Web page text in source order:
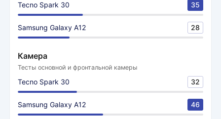
Tecno Spark 30 35
Samsung Galaxy A12 28
Камера
Тесты основной и фронтальной камеры
Tecno Spark 30 32
Samsung Galaxy A12 46